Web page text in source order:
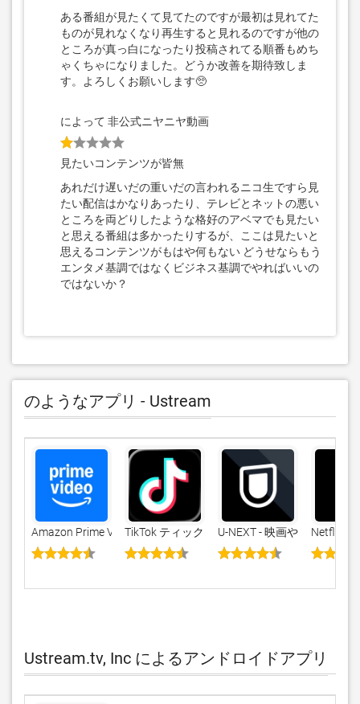
ある番組が見たくて見てたのですが最初は見れてた
ものが見れなくなり再生すると見れるのですが他の
ところが真っ白になったり投稿されてる順番もめち
ゃくちゃになりました。どうか改善を期待致しま
す。よろしくお願いします🥺
によって 非公式ニヤニヤ動画
見たいコンテンツが皆無
あれだけ遅いだの重いだの言われるニコ生ですら見
たい配信はかなりあったり、テレビとネットの悪い
ところを両どりしたような格好のアベマでも見たい
と思える番組は多かったりするが、ここは見たいと
思えるコンテンツがもはや何もない どうせならもう
エンタメ基調ではなくビジネス基調でやればいいの
ではないか？
のようなアプリ - Ustream
Amazon Prime VideoTikTok ティックトックU-NEXT - 映画やドラマ、
Netflix
Ustream.tv, Inc によるアンドロイドアプリ